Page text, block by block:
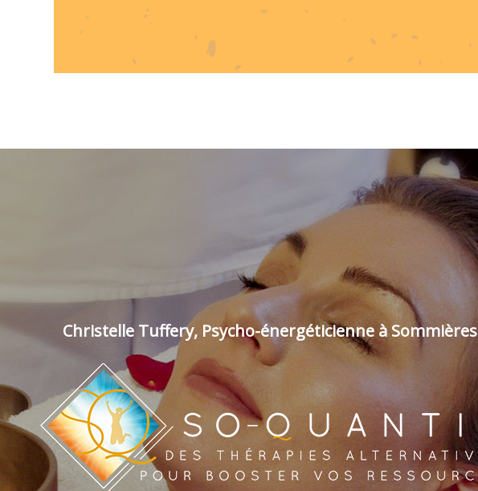
Christelle Tuffery, Psycho-énergéticienne à Sommières